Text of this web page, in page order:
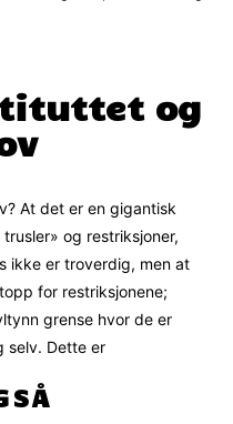
og
At det er en gigantisk
og restriksjoner,
ikke er troverdig, men at
for restriksjonene;
grense hvor de er
Dette er